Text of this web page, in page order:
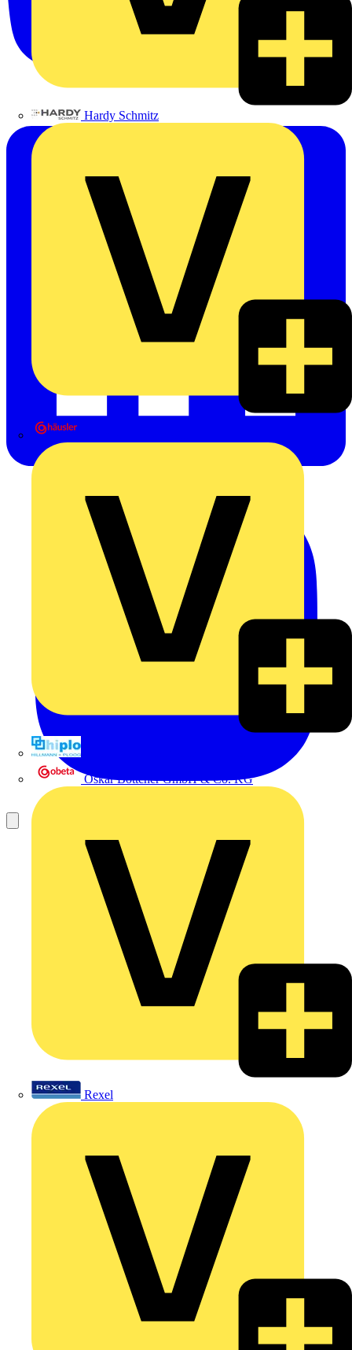
Hardy Schmitz
Oskar Böttcher GmbH & Co. KG
Rexel